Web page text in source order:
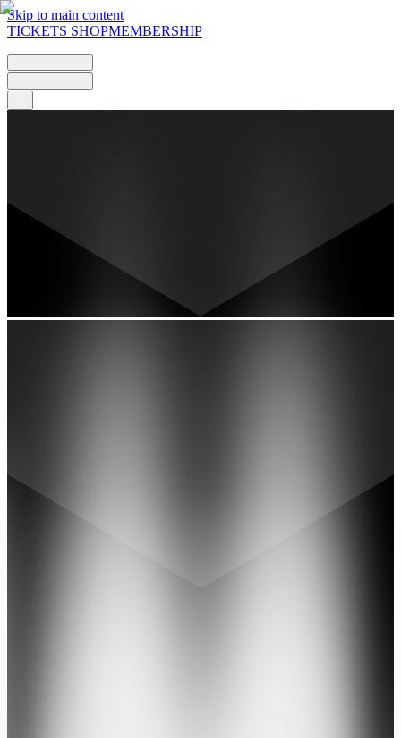
Skip to main content
TICKETS SHOPMEMBERSHIP